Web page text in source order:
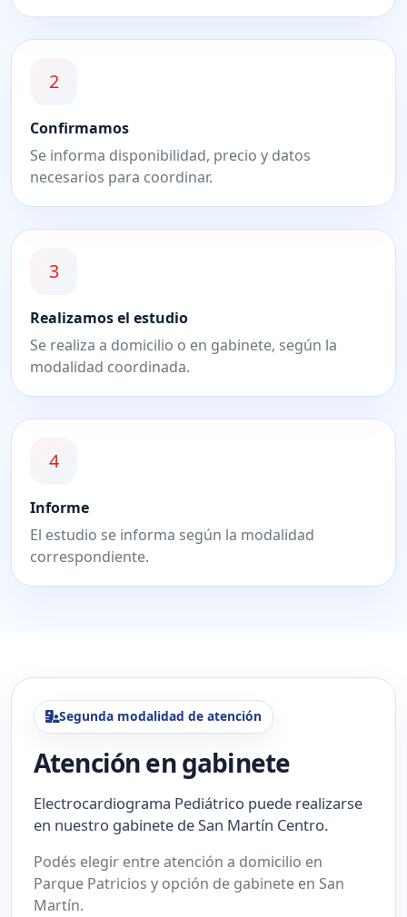
2
Confirmamos
Se informa disponibilidad, precio y datos
necesarios para coordinar.
3
Realizamos el estudio
Se realiza a domicilio o en gabinete, según la
modalidad coordinada.
4
Informe
El estudio se informa según la modalidad
correspondiente.
Segunda modalidad de atención
Atención en gabinete
Electrocardiograma Pediátrico puede realizarse
en nuestro gabinete de San Martín Centro.
Podés elegir entre atención a domicilio en
Parque Patricios y opción de gabinete en San
Martín.